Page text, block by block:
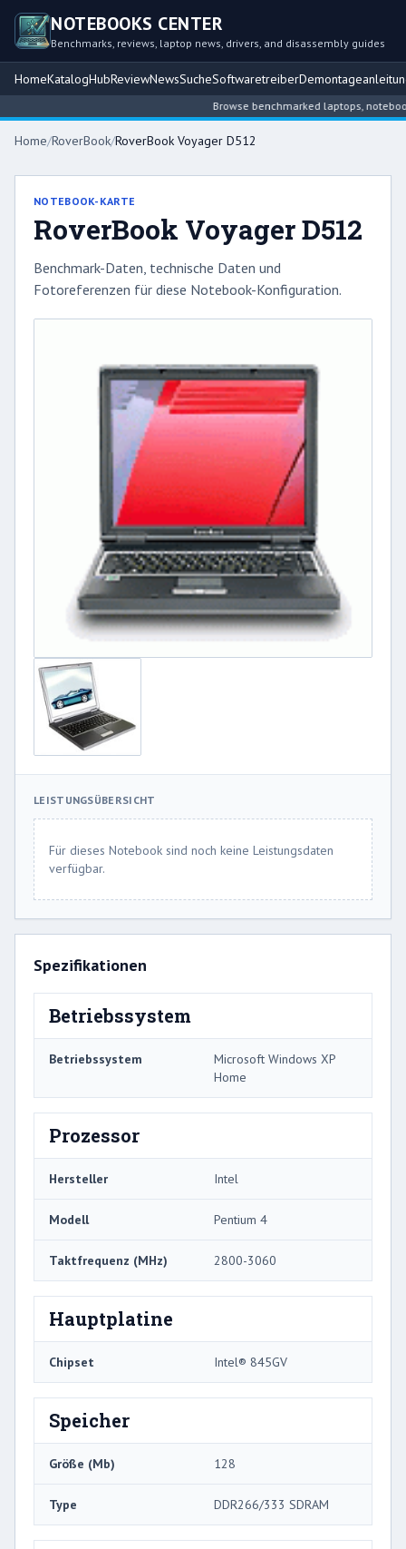
NOTEBOOKS CENTER
Benchmarks, reviews, laptop news, drivers, and disassembly guides
HomeKatalogHubReviewNewsSucheSoftwaretreiber
Browse benchmarked laptops,
Home/RoverBook/RoverBook Voyager D512
NOTEBOOK-KARTE
RoverBook Voyager D512
Benchmark-Daten, technische Daten und
Fotoreferenzen für diese Notebook-Konfiguration.
LEISTUNGSÜBERSICHT
Für dieses Notebook sind noch keine Leistungsdaten
verfügbar.
Spezifikationen
Betriebssystem
Betriebssystem
Microsoft Windows XP
Home
Prozessor
Hersteller Intel
Modell Pentium 4
Taktfrequenz (MHz) 2800-3060
Hauptplatine
Chipset Intel® 845GV
Speicher
Größe (Mb) 128
Type DDR266/333 SDRAM